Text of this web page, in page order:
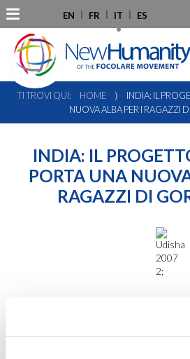
EN FR IT ES
TI TROVI QUI: HOME ⟩
INDIA: IL
NUOVA ALBA PER I RAGAZZI
INDIA: IL
PORTA UNA
RAGAZZI DI